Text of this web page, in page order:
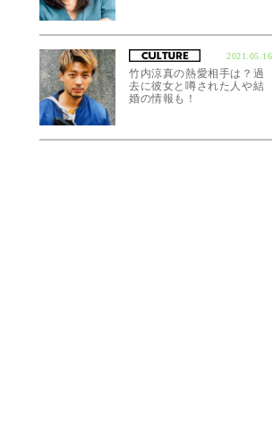
2021.05.16
竹内涼真の熱愛相手は？過
去に彼女と噂された人や結
婚の情報も！